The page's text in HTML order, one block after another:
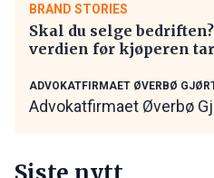
BRAND STORIES
Skal du selge
verdien før kjøperen
ADVOKATFIRMAET ØVERBØ
Advokatfirmaet Øverbø